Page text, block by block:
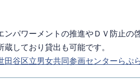
パワーメントの推進やＤＶ防止の
しており貸出も可能です。
田谷区立男女共同参画センターらぷら